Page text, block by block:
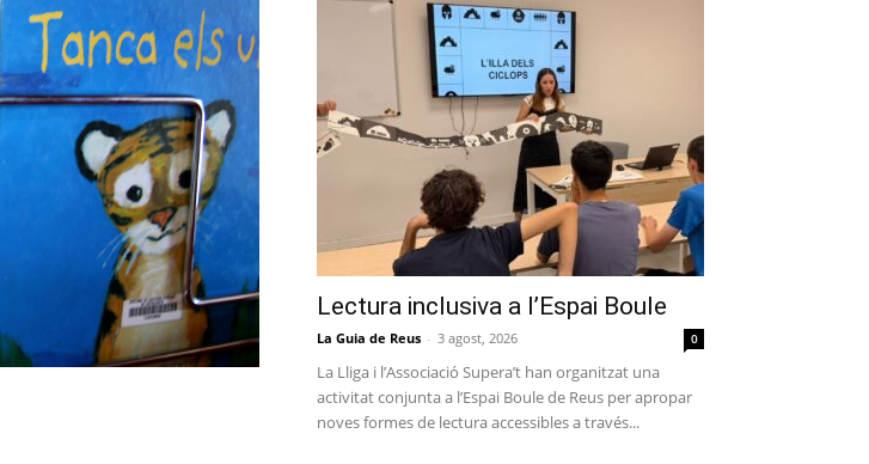
Lectura inclusiva a l’Espai Boule
La Guia de Reus - 3 agost, 2026 0
La Lliga i l’Associació Supera’t han organitzat una
activitat conjunta a l’Espai Boule de Reus per apropar
noves formes de lectura accessibles a través...